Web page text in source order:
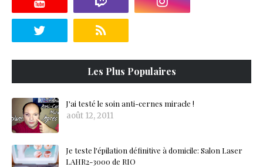
Les Plus Populaires
J'ai testé le soin anti-cernes miracle !
août 12, 2011
Je teste l'épilation définitive à domicile: Salon Laser
LAHR2-3000 de RIO